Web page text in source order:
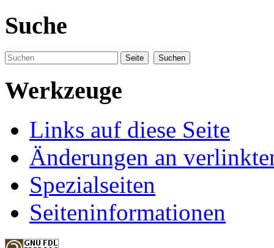
Suche
Werkzeuge
Links auf diese Seite
Änderungen an
Spezialseiten
Seiteninformationen